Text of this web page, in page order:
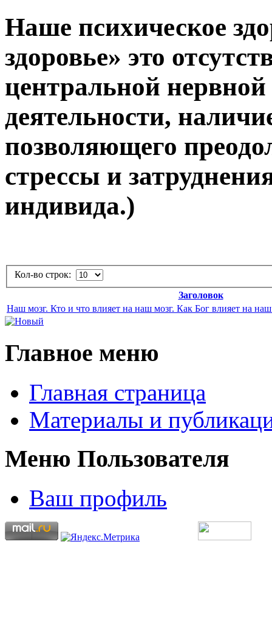
Наше психическое
здоровье» это
центральной
деятельности,
позволяющего
стрессы и
индивида.)
Кол-во строк:
Заголовок
Наш мозг. Кто и что влияет на наш мозг. Как Бог влияет на наш
Главное меню
Главная страница
Материалы и
Меню Пользователя
Ваш профиль